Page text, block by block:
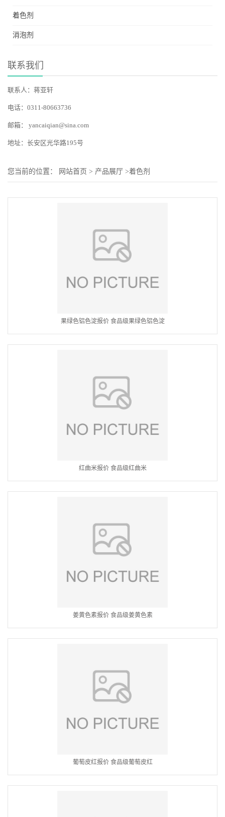
着色剂
消泡剂
联系我们
联系人：蒋亚轩
电话：0311-80663736
邮箱： yancaiqian@sina.com
地址：长安区光华路195号
您当前的位置： 网站首页 > 产品展厅 >着色剂
果绿色铝色淀报价 食品级果绿色铝色淀
红曲米报价 食品级红曲米
姜黄色素报价 食品级姜黄色素
葡萄皮红报价 食品级葡萄皮红